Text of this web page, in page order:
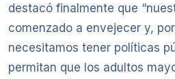
destacó finalmente que
comenzado a envejecer y,
necesitamos tener políticas
permitan que los adultos